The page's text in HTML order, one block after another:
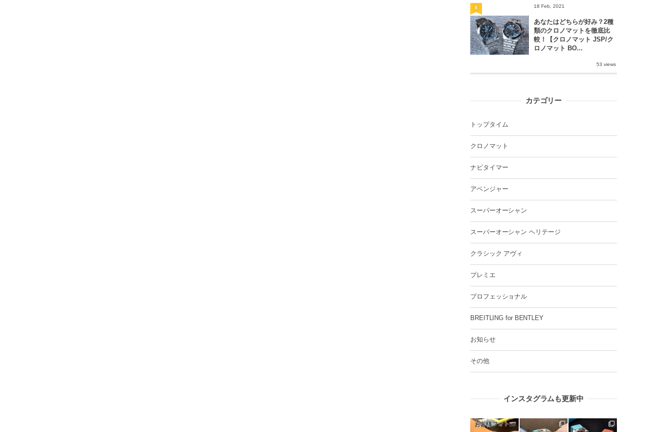
18 Feb, 2021
あなたはどちらが好み？2種
類のクロノマットを徹底比
較！【クロノマット JSP/ク
ロノマット BO...
53 views
5
カテゴリー
トップタイム
クロノマット
ナビタイマー
アベンジャー
スーパーオーシャン
スーパーオーシャン ヘリテージ
クラシック アヴィ
プレミエ
プロフェッショナル
BREITLING for BENTLEY
お知らせ
その他
インスタグラムも更新中